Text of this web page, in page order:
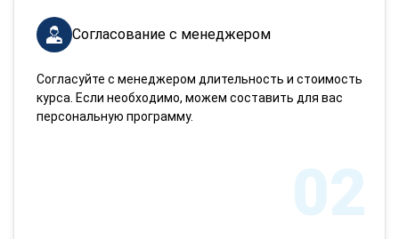
Согласование с менеджером
Согласуйте с менеджером длительность и стоимость
курса. Если необходимо, можем составить для вас
персональную программу.
02